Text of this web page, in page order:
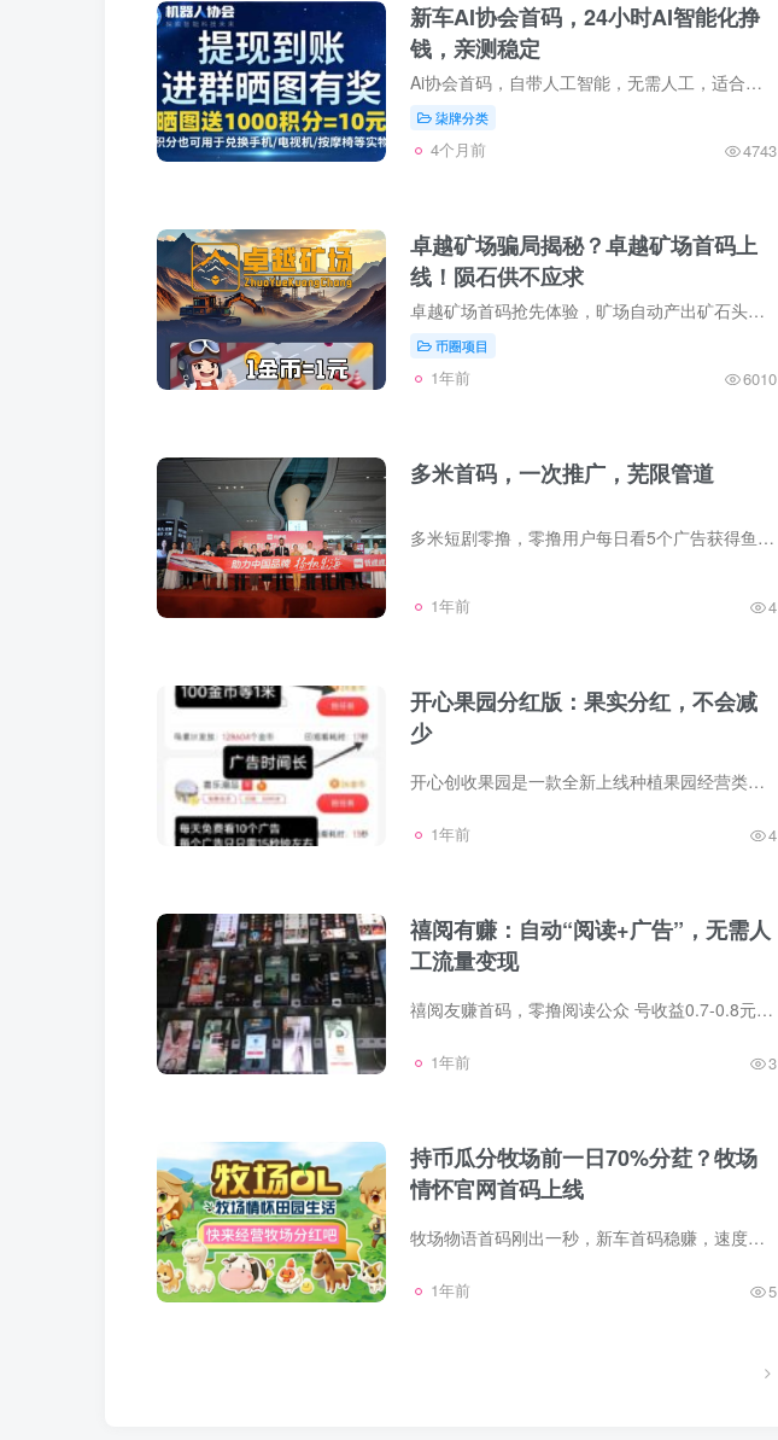
新车AI协会首码，24小时AI智能化挣
钱，亲测稳定
Ai协会首码，自带人工智能，无需人工，适合所有用户，尤其是新手和工作室。通过智能化操作，单机每天可赚130-500左右，多号操作则收益更多。邀请一人注册即可获得5元+获得10%团队奖励，不设置上...
柒牌分类
4个月前 4743
卓越矿场骗局揭秘？卓越矿场首码上
线！陨石供不应求
卓越矿场首码抢先体验，旷场自动产出矿石头，项目方兜底回收，矿场名额有限，这是你快速体验和获取收益的最佳时机。实力团队对接，先到先得，赶快抢占先机吧！不同矿场产出明细：一级矿工：每日...
币圈项目
1年前 6010
多米首码，一次推广，芜限管道
多米短剧零撸，零撸用户每日看5个广告获得鱼饵，产出的鱼饵可直接提，或者留着参与平台的广告收入芬荭，另外66元宝激活一台免广告工具，每日得30-50米，推广1个可以多激活1个，10台工具每天50米...
1年前 4
开心果园分红版：果实分红，不会减
少
开心创收果园是一款全新上线种植果园经营类挣米副业，手机模拟种植作物，果实成熟，即可轻松芬荭，果实越多，受益越好，果实不会减少，可重复芬荭，玩法轻松有趣，用户日入可达300圆以上，速度...
1年前 4
禧阅有赚：自动“阅读+广告”，无需人
工流量变现
禧阅友赚首码，零撸阅读公众 号收益0.7-0.8元/篇。0投。单部手机日撸20元，月入600，正规零撸，无任何费用，而且推广无上限。禧阅友赚挂机阅读收益0.7-0.8元/篇（最高），收益上限369元/天，之...
1年前 3
持币瓜分牧场前一日70%分荭？牧场
情怀官网首码上线
牧场物语首码刚出一秒，新车首码稳赚，速度来对接哦，牧场等级越高，农场币产出越好，持币瓜分前一日平台70%分葒每天可无门槛提米10次，零撸直推一人奖励7.5元+20层俑金共计80%缇成，一元起自定...
1年前 5